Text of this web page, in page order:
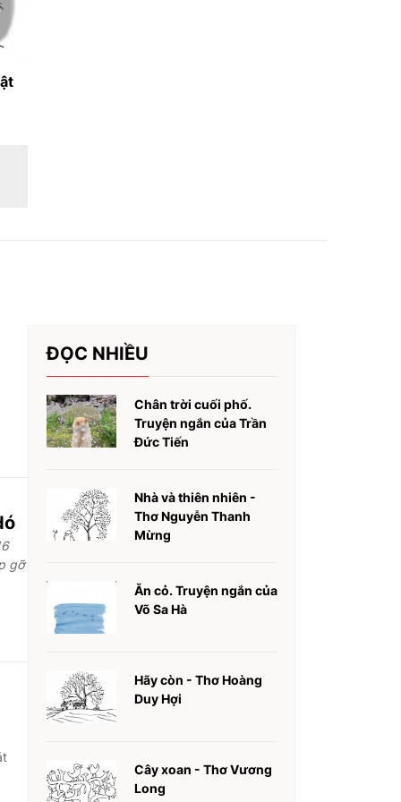
gỡ
ĐỌC NHIỀU
Chân trời cuối phố.
Truyện ngắn của Trần
Đức Tiến
Nhà và thiên nhiên -
Thơ Nguyễn Thanh
Mừng
Ăn cỏ. Truyện ngắn của
Võ Sa Hà
Hãy còn - Thơ Hoàng
Duy Hợi
Cây xoan - Thơ Vương
Long